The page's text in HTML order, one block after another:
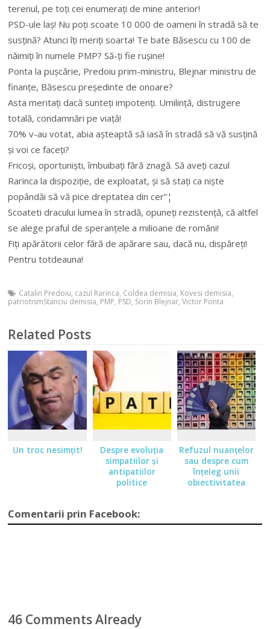
terenul, pe toți cei enumerați de mine anterior!
PSD-ule laș! Nu poți scoate 10 000 de oameni în stradă să te
susțină? Atunci îți meriți soarta! Te bate Băsescu cu 100 de
năimiți în numele PMP? Să-ți fie rușine!
Ponta la pușcărie, Predoiu prim-ministru, Blejnar ministru de
finanțe, Băsescu președinte de onoare?
Asta meritați dacă sunteți impotenți. Umilință, distrugere
totală, condamnări pe viață!
70% v-au votat, abia așteaptă să iasă în stradă să vă susțină
și voi ce faceți?
Fricoși, oportuniști, îmbuibați fără znagă. Să aveți cazul
Rarinca la dispoziție, de exploatat, și să stați ca niște
popândăi să vă pice dreptatea din cer”¦
Scoateti dracului lumea în stradă, opuneți rezistență, că altfel
se alege praful de speranțele a milioane de români!
Fiți apărătorii celor fără de apărare sau, dacă nu, dispăreți!
Pentru totdeauna!
Catalin Predoiu, cazul Rarinca, Coldea demisia, Kovesi demisia,
patriotismStanciu demisia, PMP, PSD, Sorin Blejnar,Victor Ponta
Related Posts
Un troc nesimţit!
Despre evoluţia
simpatiilor şi
antipatiilor
politice
Refuzul nuanţelor
sau despre cum
înţeleg unii
obiectivitatea
Comentarii prin Facebook:
46 Comments Already